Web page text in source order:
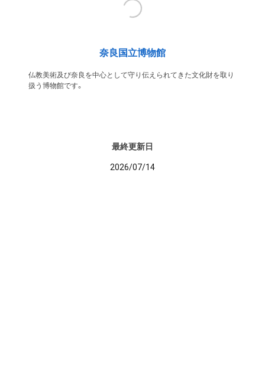
奈良国立博物館
仏教美術及び奈良を中心として守り伝えられてきた文化財を取り
扱う博物館です。
最終更新日
2026/07/14